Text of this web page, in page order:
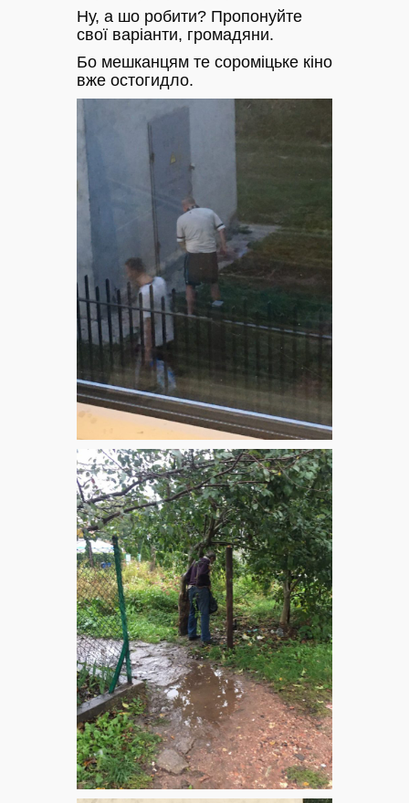
Ну, а шо робити? Пропонуйте
свої варіанти, громадяни.
Бо мешканцям те сороміцьке кіно
вже остогидло.